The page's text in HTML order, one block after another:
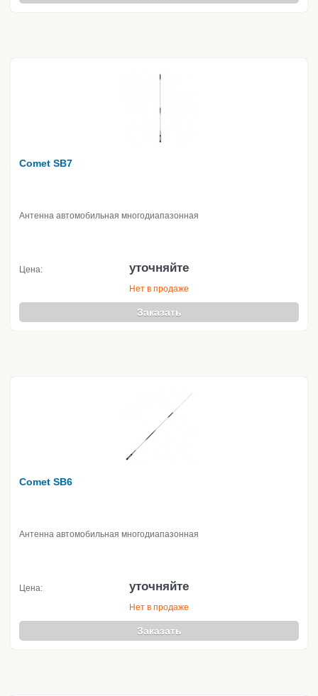
Comet SB7
Антенна автомобильная многодиапазонная
Цена: уточняйте
Нет в продаже
Заказать
Comet SB6
Антенна автомобильная многодиапазонная
Цена: уточняйте
Нет в продаже
Заказать